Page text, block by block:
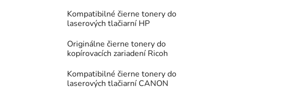
Kompatibilné čierne tonery do
laserových tlačiarní HP
Originálne čierne tonery do
kopírovacích zariadení Ricoh
Kompatibilné čierne tonery do
laserových tlačiarní CANON